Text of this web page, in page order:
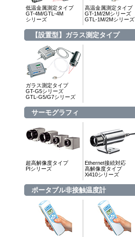
低温金属測定タイプ
GT-4M/GTL-4M
シリーズ
高温金属測定タイプ
GT-1M/2Mシリーズ
GTL-1M/2Mシリーズ
【設置型】ガラス測定タイプ
ガラス測定タイプ
GT-G5シリーズ
GTL-G5/G7シリーズ
サーモグラフィ
超高解像度タイプ
PIシリーズ
Ethernet接続対応
高解像度タイプ
Xi410シリーズ
ポータブル非接触温度計